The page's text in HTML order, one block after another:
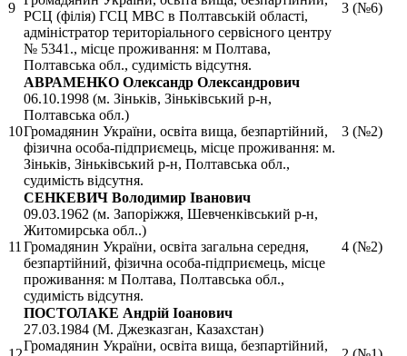
9
РСЦ (філія) ГСЦ МВС в Полтавській області,
адміністратор територіального сервісного центру
№ 5341., місце проживання: м Полтава,
Полтавська обл., судимість відсутня.
3 (№6)
10
АВРАМЕНКО Олександр Олександрович
06.10.1998 (м. Зіньків, Зіньківський р-н,
Полтавська обл.)
Громадянин України, освіта вища, безпартійний,
фізична особа-підприємець, місце проживання: м.
Зіньків, Зіньківський р-н, Полтавська обл.,
судимість відсутня.
3 (№2)
11
СЕНКЕВИЧ Володимир Іванович
09.03.1962 (м. Запоріжжя, Шевченківський р-н,
Житомирська обл..)
Громадянин України, освіта загальна середня,
безпартійний, фізична особа-підприємець, місце
проживання: м Полтава, Полтавська обл.,
судимість відсутня.
4 (№2)
ПОСТОЛАКЕ Андрій Іоанович
27.03.1984 (М. Джезказган, Казахстан)
Громадянин України, освіта вища, безпартійний,